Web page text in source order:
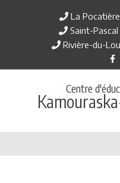
La
Saint-
Rivière-du-
c
b
o
o
Centre